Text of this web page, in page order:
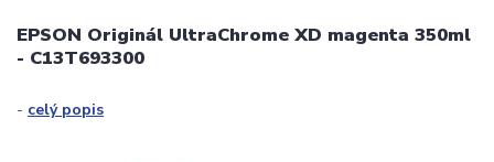
EPSON Originál UltraChrome XD magenta 350ml
- C13T693300
- celý popis